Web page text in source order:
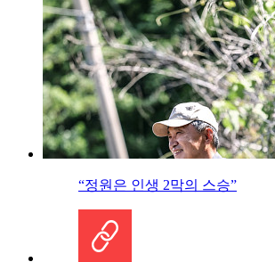
“정원은 인생 2막의 스승”